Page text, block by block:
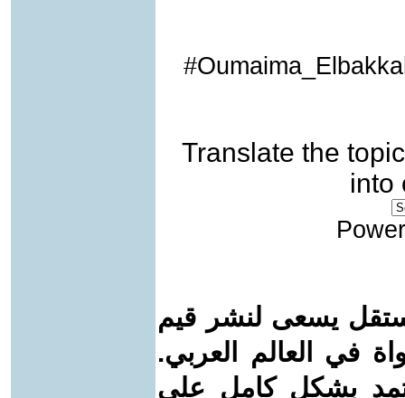
Translate the topic
into
يسعى لنشر قيم
في العالم العربي.
بشكل كامل على